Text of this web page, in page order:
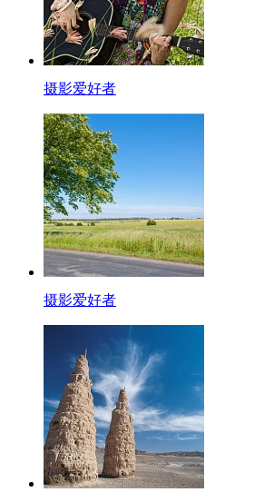
摄影爱好者
摄影爱好者